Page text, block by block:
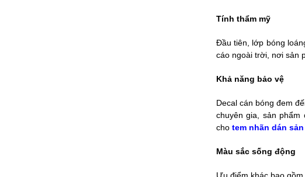
Tính thẩm mỹ
Đầu tiên, lớp bóng
cáo ngoài trời, nơi sản
Khả năng bảo vệ
Decal cán bóng đem
chuyên gia, sản
cho tem nhãn dán
Màu sắc sống động